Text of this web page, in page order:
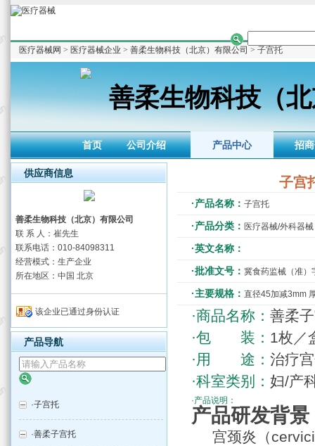
医疗器械网 > 医疗器械企业 > 善柔生物科技（北京）有限公司 > 子宫托
善柔生物科技（
首页 公司介绍 产品中心 招
子宫
·产品名称： 子宫托
·产品分类： 医疗器械/外科器械
·英文名称：
·批准文号： 冀食药监械（准）
·主要规格： 直径45加减3mm
·商品名称： 善柔
·包 装： 1枚／
·用 途： 治疗
·科室类别： 妇/产
·产品说明：
产品研发背景
宫颈炎（
供应商信息
善柔生物科技（北京）有限公司
联 系 人：崔先生
联系电话：010-84098311
经营模式：生产企业
所在地区：中国 北京
该企业已通过身份认证
产品导航
·子宫托
·善柔子宫托